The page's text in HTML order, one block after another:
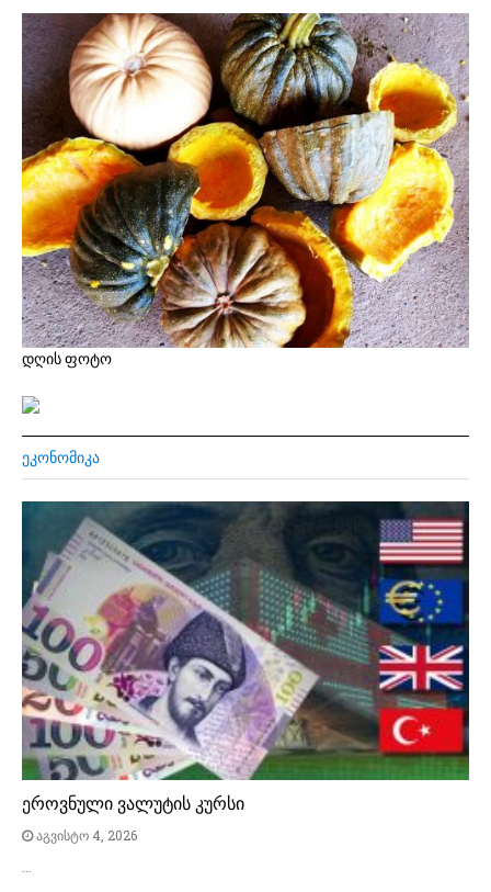
დღის ფოტო
ᲔᲙᲝᲜᲝᲛᲘᲙᲐ
ეროვნული ვალუტის კურსი
აგვისტო 4, 2026
…